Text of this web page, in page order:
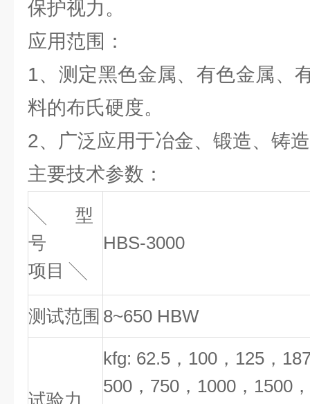
保护视力。
应用范围：
1、测定黑色金属、有色金属、
料的布氏硬度。
2、广泛应用于冶金、锻造、铸
主要技术参数：
╲ 型
号
项目 ╲
HBS-3000
测试范围 8~650 HBW
试验力
kfg: 62.5，100，125，
500，750，1000，1500